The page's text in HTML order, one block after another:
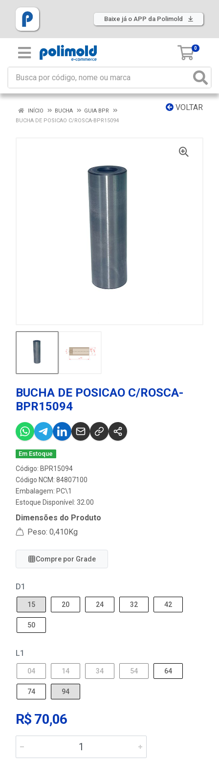
Baixe já o APP da Polimold
0
VOLTAR
INÍCIO BUCHA
GUIA BPR
BUCHA DE POSICAO C/ROSCA-BPR15094
BUCHA DE POSICAO C/ROSCA-
BPR15094
Em Estoque
Código: BPR15094
Código NCM: 84807100
Embalagem: PC\1
Estoque Disponível: 32.00
Dimensões do Produto
Peso: 0,410Kg
Compre por Grade
D1
15 20 24 32 42
50
L1
04 14 34 54 64
74 94
R$ 70,06